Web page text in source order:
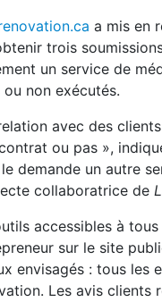
a mis en
trois
un service de
non exécutés.
avec des
ou pas »,
demande un autre
collaboratrice de
accessibles à
sur le site
envisagés : tous
Les avis